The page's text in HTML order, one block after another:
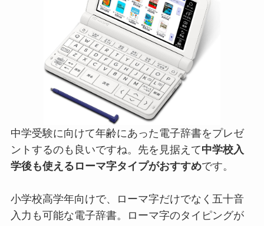
中学受験に向けて年齢にあった電子辞書をプレゼ
ントするのも良いですね。先を見据えて中学校入
学後も使えるローマ字タイプがおすすめです。
小学校高学年向けで、ローマ字だけでなく五十音
入力も可能な電子辞書。ローマ字のタイピングが